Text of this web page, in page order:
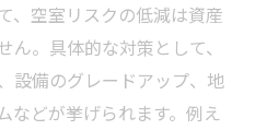
、空室リスクの低減は資産
。具体的な対策として、
設備のグレードアップ、地
などが挙げられます。例え